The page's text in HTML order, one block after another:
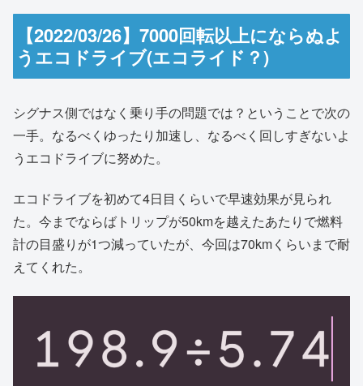
【2022/03/26】7000回転以上にならぬよ
うエコドライブ(エコライド？)
シグナス側ではなく乗り手の問題では？ということで次の
一手。なるべくゆったり加速し、なるべく回しすぎないよ
うエコドライブに努めた。
エコドライブを初めて4日目くらいで早速効果が見られ
た。今までならばトリップが50kmを越えたあたりで燃料
計の目盛りが1つ減っていたが、今回は70kmくらいまで耐
えてくれた。